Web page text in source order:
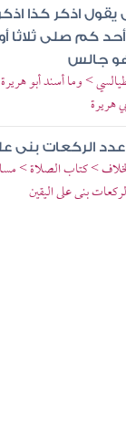
اذكر كذا
أحد كم صلى ثلاثا
جالس
> وما أسند أبو
هريرة
الركعات بنى
> كتاب الصلاة >
بنى على اليقين